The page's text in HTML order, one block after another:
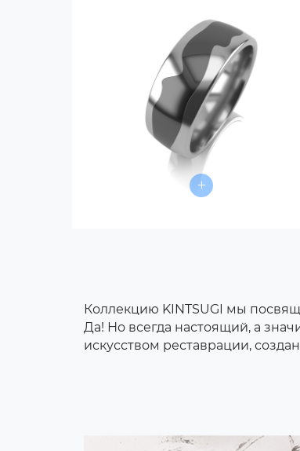
Коллекцию KINTSUGI мы
Да! Но всегда настоящий, а
искусством реставрации,